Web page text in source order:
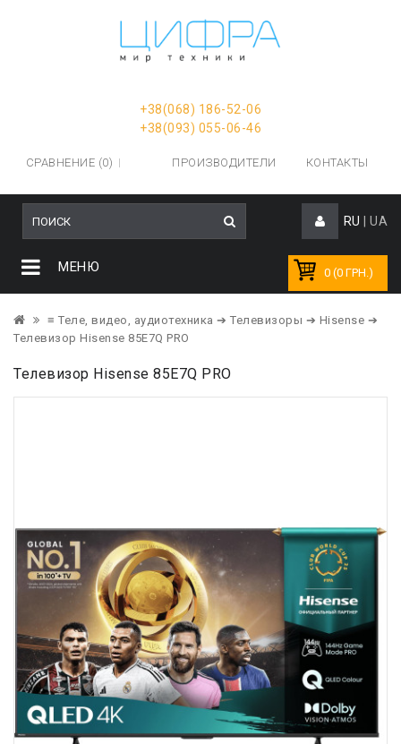
+38(068) 186-52-06
+38(093) 055-06-46
СРАВНЕНИЕ (0) ПРОИЗВОДИТЕЛИ КОНТАКТЫ
RU UA
0 (0 ГРН.)
МЕНЮ
≡ Теле, видео, аудиотехника ➔ Телевизоры ➔ Hisense ➔
Телевизор Hisense 85E7Q PRO
Телевизор Hisense 85E7Q PRO